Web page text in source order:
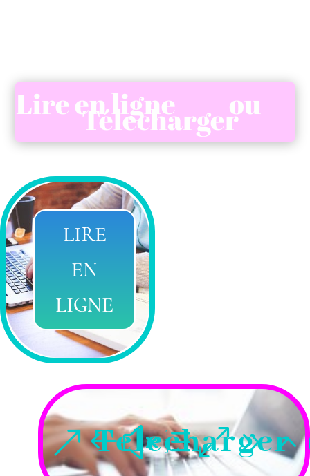
Lire en ligne ou
Télecharger
LIRE
EN
LIGNE
Telecharger